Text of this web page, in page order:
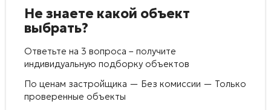
Не знаете какой объект
выбрать?
Ответьте на 3 вопроса – получите
индивидуальную подборку объектов
По ценам застройщика — Без комиссии — Только
проверенные объекты